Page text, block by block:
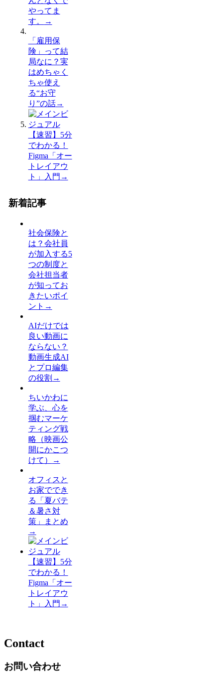
やってま
す。
→
「雇用保
険」って結
局なに？実
はめちゃく
ちゃ使え
る“お守
り”の話→
【速習】5分
でわかる！
Figma「オー
トレイアウ
ト」入門 →
新着記事
社会保険と
は？会社員
が加入する5
つの制度と
会社担当者
が知ってお
きたいポイ
ント →
AIだけでは
良い動画に
ならない？
動画生成AI
とプロ編集
の役割 →
ちいかわに
学ぶ、心を
掴むマーケ
ティング戦
略（映画公
開にかこつ
けて）
→
オフィスと
お家ででき
る「夏バテ
＆暑さ対
策」まとめ
→
【速習】5分
でわかる！
Figma「オー
トレイアウ
ト」入門 →
Contact
お問い合わせ